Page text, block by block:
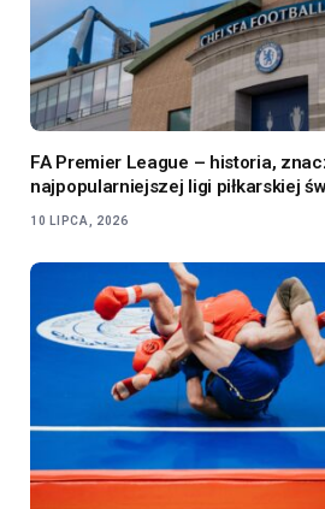
FA Premier League – historia,
najpopularniejszej ligi piłkarskiej
10 LIPCA, 2026